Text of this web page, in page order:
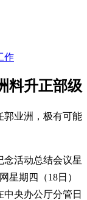
作
料升正部级
郭业洲，极有可能
念活动总结会议星
星期四（18日）
央办公厅分管日